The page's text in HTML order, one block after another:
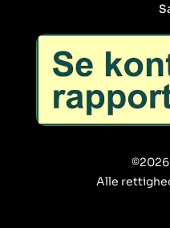
Alle